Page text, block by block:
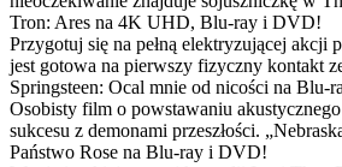
Tron: Ares na 4K UHD, Blu-ray i DVD!
Przygotuj się na pełną elektryzującej
jest gotowa na pierwszy fizyczny kontakt
Springsteen: Ocal mnie od nicości na Blu-
Osobisty film o powstawaniu
sukcesu z demonami przeszłości.
Państwo Rose na Blu-ray i DVD!